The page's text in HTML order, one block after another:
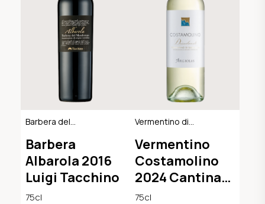
Barbera del
Barbera
Albarola 2016
Luigi Tacchino
75cl
Vermentino di
Vermentino
Costamolino
2024 Cantina
Argiolas
75cl